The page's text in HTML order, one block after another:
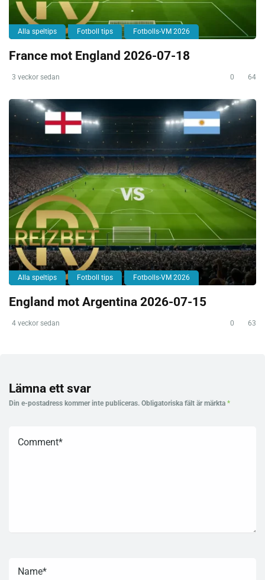
Alla speltips Fotboll tips Fotbolls-VM 2026
France mot England 2026-07-18
3 veckor sedan 0 64
Alla speltips Fotboll tips Fotbolls-VM 2026
England mot Argentina 2026-07-15
4 veckor sedan 0 63
Lämna ett svar
Din e-postadress kommer inte publiceras. Obligatoriska fält är märkta *